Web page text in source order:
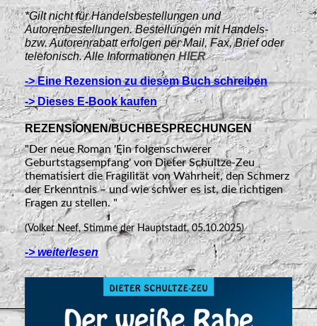
*Gilt nicht für Handelsbestellungen und
Autorenbestellungen. Bestellungen mit Handels-
bzw. Autorenrabatt erfolgen per Mail, Fax, Brief oder
telefonisch. Alle InformationenHIER
-> Eine Rezension zu diesem Buch schreiben
-> Dieses E-Book kaufen
REZENSIONEN/BUCHBESPRECHUNGEN
"Der neue Roman 'Ein folgenschwerer
Geburtstagsempfang' von Dieter Schultze-Zeu
thematisiert die Fragilität von Wahrheit, den Schmerz
der Erkenntnis – und wie schwer es ist, die richtigen
Fragen zu stellen. "
(Volker Neef, Stimme der Hauptstadt, 05.10.2025)
-> weiterlesen